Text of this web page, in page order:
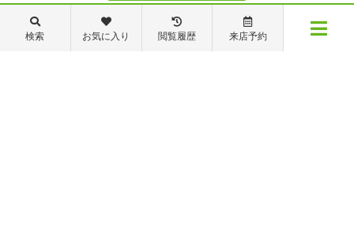
088-821-7272
検索 お気に入り 閲覧履歴 来店予約